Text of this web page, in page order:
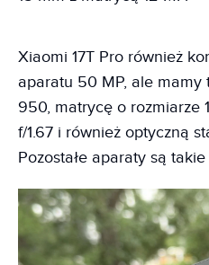
Xiaomi 17T Pro również
aparatu 50 MP, ale mamy
950, matrycę o rozmiarze
f/1.67 i również optyczną
Pozostałe aparaty są